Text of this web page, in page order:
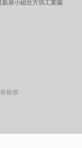
屋小組欣方圳工業園
報價